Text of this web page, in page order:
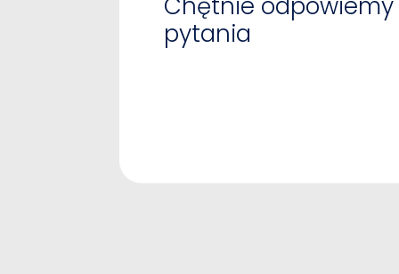
Chętnie odpowiemy
pytania